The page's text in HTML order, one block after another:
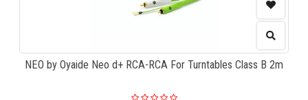
NEO by Oyaide Neo d+ RCA-RCA For Turntables Class B 2m